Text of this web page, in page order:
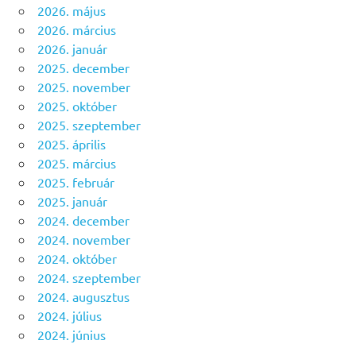
2026. május
2026. március
2026. január
2025. december
2025. november
2025. október
2025. szeptember
2025. április
2025. március
2025. február
2025. január
2024. december
2024. november
2024. október
2024. szeptember
2024. augusztus
2024. július
2024. június